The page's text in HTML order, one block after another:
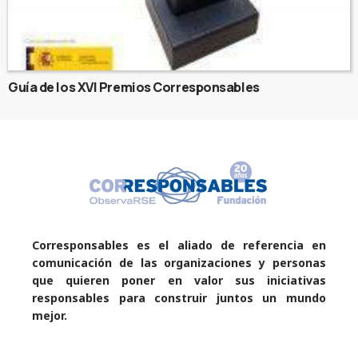
Guía de los XVI Premios Corresponsables
Corresponsables es el aliado de referencia en
comunicación de las organizaciones y personas
que quieren poner en valor sus iniciativas
responsables para construir juntos un mundo
mejor.